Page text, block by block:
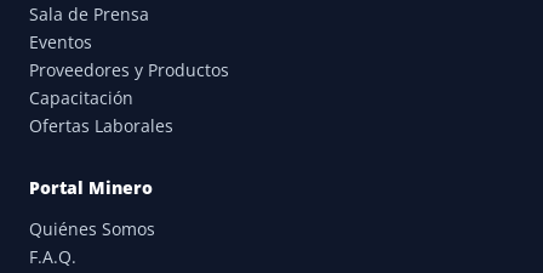
Sala de Prensa
Eventos
Proveedores y Productos
Capacitación
Ofertas Laborales
Portal Minero
Quiénes Somos
F.A.Q.